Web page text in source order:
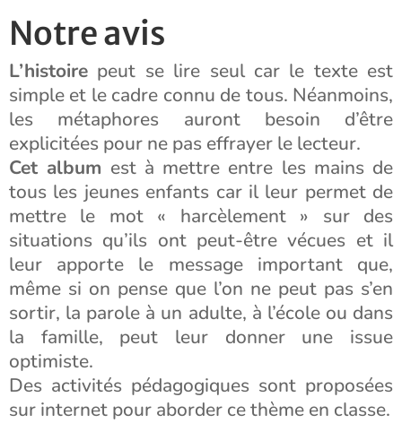
Notre avis
L’histoire peut se lire seul car le texte est
simple et le cadre connu de tous. Néanmoins,
les métaphores auront besoin d’être
explicitées pour ne pas effrayer le lecteur.
Cet album est à mettre entre les mains de
tous les jeunes enfants car il leur permet de
mettre le mot « harcèlement » sur des
situations qu’ils ont peut-être vécues et il
leur apporte le message important que,
même si on pense que l’on ne peut pas s’en
sortir, la parole à un adulte, à l’école ou dans
la famille, peut leur donner une issue
optimiste.
Des activités pédagogiques sont proposées
sur internet pour aborder ce thème en classe.